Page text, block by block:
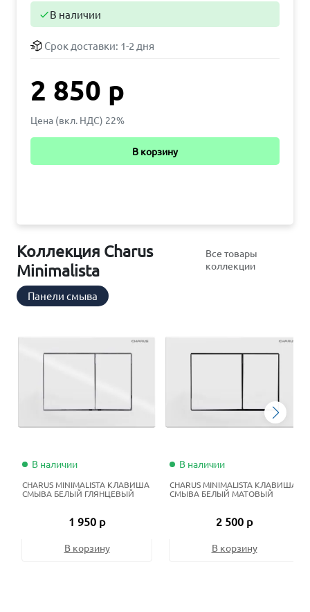
В наличии
Срок доставки: 1-2 дня
2 850 р
Цена (вкл. НДС) 22%
В корзину
Коллекция Charus
Minimalista
Все товары
коллекции
Панели смыва
В наличии
CHARUS MINIMALISTA КЛАВИША
СМЫВА БЕЛЫЙ ГЛЯНЦЕВЫЙ
1 950 р
В корзину
В наличии
CHARUS MINIMALISTA КЛАВИША
СМЫВА БЕЛЫЙ МАТОВЫЙ
2 500 р
В корзину